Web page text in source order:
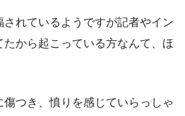
れているようですが記者やイン
たから起こっている方なんて、ほ
つき、憤りを感じていらっしゃ